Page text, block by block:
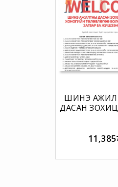
ШИНЭ
ДАСАН